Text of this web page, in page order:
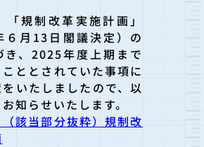
「規制改革実施計画」
６月13日閣議決定）の
き、2025年度上期まで
ととされていた事項に
いたしましたので、以
知らせいたします。
（該当部分抜粋）規制改